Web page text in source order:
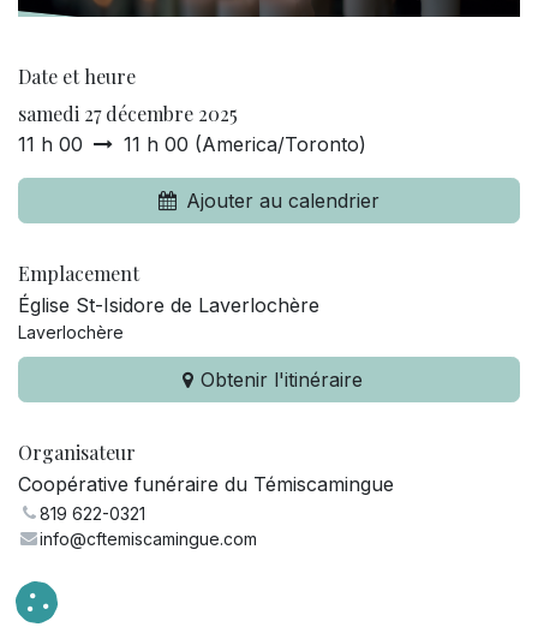
Date et heure
samedi 27 décembre 2025
11 h 00 11 h 00 (America/Toronto)
Ajouter au calendrier
Emplacement
Église St-Isidore de Laverlochère
Laverlochère
Obtenir l'itinéraire
Organisateur
Coopérative funéraire du Témiscamingue
819 622-0321
info@cftemiscamingue.com